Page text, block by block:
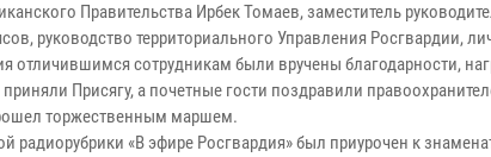
Правительства Ирбек Томаев, заместитель
руководство территориального Управления Росгвардии,
сотрудникам были вручены благодарности,
Присягу, а почетные гости поздравили
торжественным маршем.
«В эфире Росгвардия» был приурочен к